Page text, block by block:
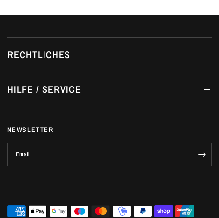
RECHTLICHES
HILFE / SERVICE
NEWSLETTER
Email